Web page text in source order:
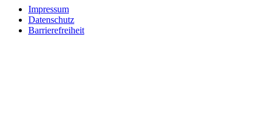
Impressum
Datenschutz
Barrierefreiheit